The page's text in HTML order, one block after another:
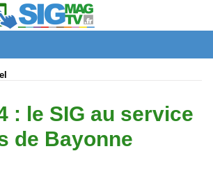
: le SIG au service
de Bayonne